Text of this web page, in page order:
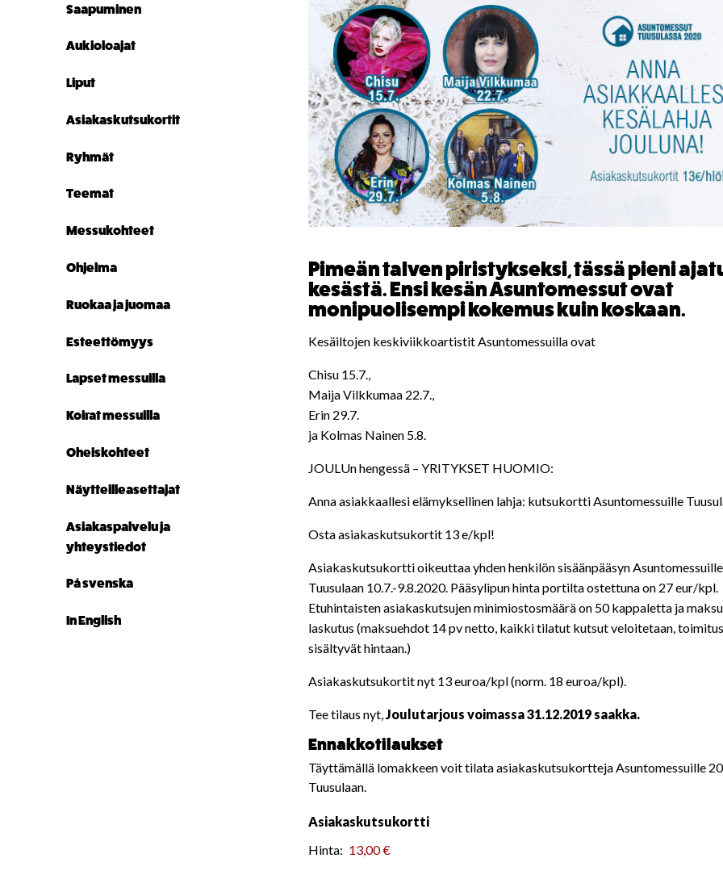
Pimeän talven piristykseksi, tässä pieni
kesästä. Ensi kesän Asuntomessut ovat
monipuolisempi kokemus kuin koskaan.
Kesäiltojen keskiviikkoartistit Asuntomessuilla ovat
Chisu 15.7.,
Maija Vilkkumaa 22.7.,
Erin 29.7.
ja Kolmas Nainen 5.8.
JOULUn hengessä – YRITYKSET HUOMIO:
Anna asiakkaallesi elämyksellinen lahja: kutsukortti Asuntomessuille
Osta asiakaskutsukortit 13 e/kpl!
Asiakaskutsukortti oikeuttaa yhden henkilön sisäänpääsyn Asuntomessuille
Tuusulaan 10.7.-9.8.2020. Pääsylipun hinta portilta ostettuna on 27 eur/kpl.
Etuhintaisten asiakaskutsujen minimiostosmäärä on 50 kappaletta ja
laskutus (maksuehdot 14 pv netto, kaikki tilatut kutsut veloitetaan,
sisältyvät hintaan.)
Asiakaskutsukortit nyt 13 euroa/kpl (norm. 18 euroa/kpl).
Tee tilaus nyt, Joulutarjous voimassa 31.12.2019 saakka.
Ennakkotilaukset
Täyttämällä lomakkeen voit tilata asiakaskutsukortteja Asuntomessuille
Tuusulaan.
Asiakaskutsukortti
Hinta:
Saapuminen
Aukioloajat
Liput
Asiakaskutsukortit
Ryhmät
Teemat
Messukohteet
Ohjelma
Ruokaa ja juomaa
Esteettömyys
Lapset messuilla
Koirat messuilla
Oheiskohteet
Näytteilleasettajat
Asiakaspalvelu ja
yhteystiedot
På svenska
In English